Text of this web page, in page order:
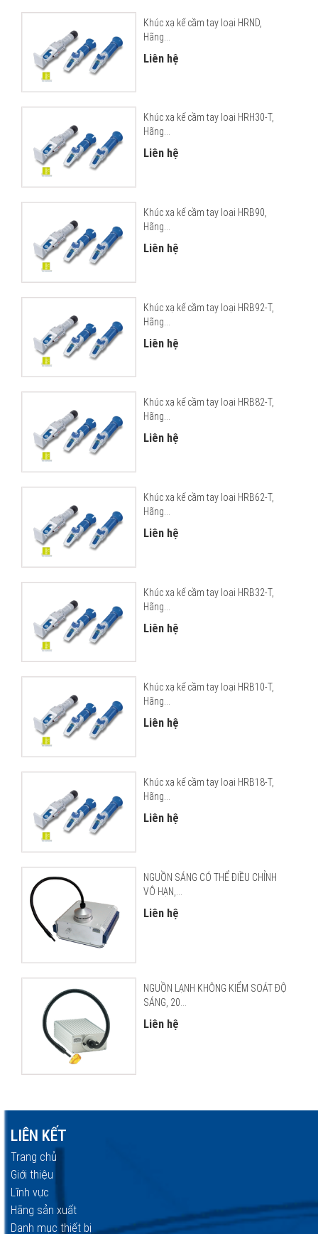
Khúc xạ kế cầm tay loại HRND,
Hãng...
Liên hệ
Khúc xạ kế cầm tay loại HRH30-T,
Hãng...
Liên hệ
Khúc xạ kế cầm tay loại HRB90,
Hãng...
Liên hệ
Khúc xạ kế cầm tay loại HRB92-T,
Hãng...
Liên hệ
Khúc xạ kế cầm tay loại HRB82-T,
Hãng...
Liên hệ
Khúc xạ kế cầm tay loại HRB62-T,
Hãng...
Liên hệ
Khúc xạ kế cầm tay loại HRB32-T,
Hãng...
Liên hệ
Khúc xạ kế cầm tay loại HRB10-T,
Hãng...
Liên hệ
Khúc xạ kế cầm tay loại HRB18-T,
Hãng...
Liên hệ
NGUỒN SÁNG CÓ THỂ ĐIỀU CHỈNH
VÔ HẠN,...
Liên hệ
NGUỒN LẠNH KHÔNG KIỂM SOÁT ĐỘ
SÁNG, 20...
Liên hệ
LIÊN KẾT
Trang chủ
Giới thiệu
Lĩnh vực
Hãng sản xuất
Danh mục thiết bị